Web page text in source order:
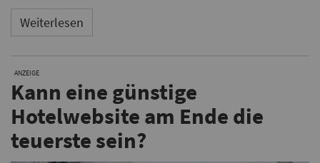
Weiterlesen
ANZEIGE
Kann eine günstige
Hotelwebsite am Ende die
teuerste sein?